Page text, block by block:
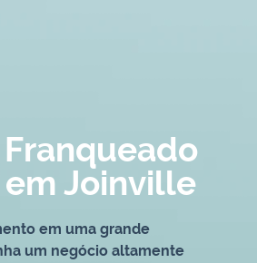
Joinville
em uma grande
um negócio altamente